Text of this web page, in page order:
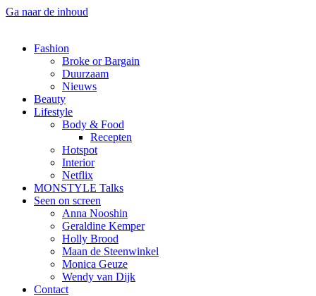
Ga naar de inhoud
Fashion
Broke or Bargain
Duurzaam
Nieuws
Beauty
Lifestyle
Body & Food
Recepten
Hotspot
Interior
Netflix
MONSTYLE Talks
Seen on screen
Anna Nooshin
Geraldine Kemper
Holly Brood
Maan de Steenwinkel
Monica Geuze
Wendy van Dijk
Contact